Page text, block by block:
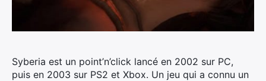
Syberia est un point’n’click lancé en 2002 sur PC,
puis en 2003 sur PS2 et Xbox. Un jeu qui a connu un